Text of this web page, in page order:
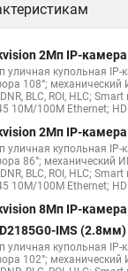
2Мп IP-камера
уличная купольная IP-
108°;
BLC, ROI, HLC;
10M/100M Ethernet;
2Мп IP-камера
уличная купольная IP-
86°; механический
BLC, ROI, HLC;
10M/100M Ethernet;
8Мп IP-камера
IMS (2.8мм)
уличная купольная IP-
102°;